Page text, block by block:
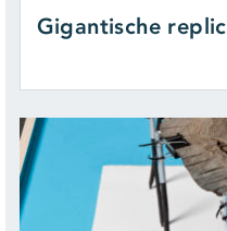
Gigantische